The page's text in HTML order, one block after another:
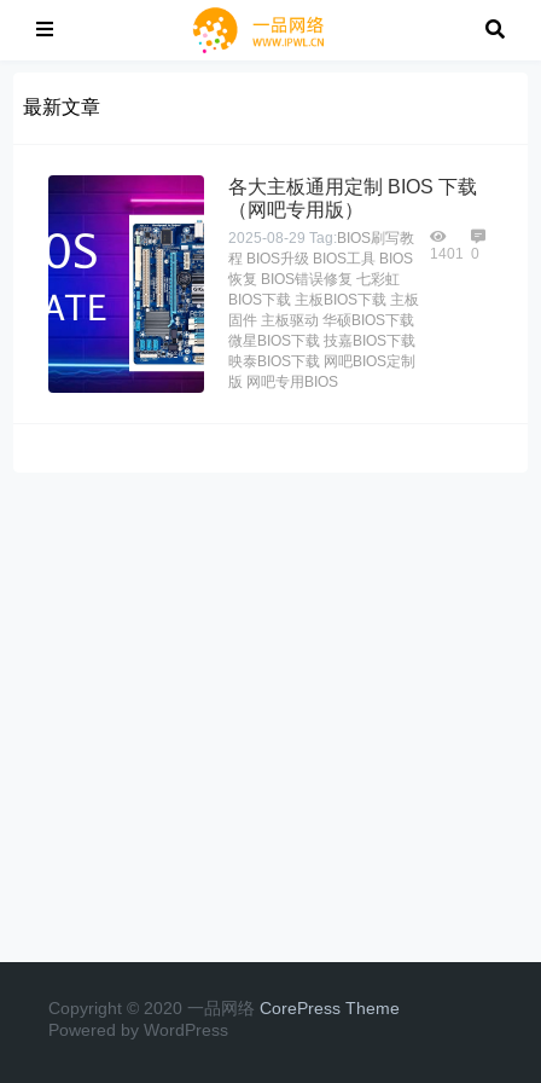
最新文章
各大主板通用定制 BIOS 下载
（网吧专用版）
2025-08-29 Tag: BIOS刷写教
程 BIOS升级 BIOS工具 BIOS
恢复 BIOS错误修复 七彩虹
BIOS下载 主板BIOS下载 主板
固件 主板驱动 华硕BIOS下载
微星BIOS下载 技嘉BIOS下载
映泰BIOS下载 网吧BIOS定制
版 网吧专用BIOS
1401 0
Copyright © 2020 一品网络 CorePress Theme
Powered by WordPress